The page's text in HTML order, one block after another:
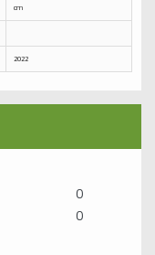
cm
2022
0
0